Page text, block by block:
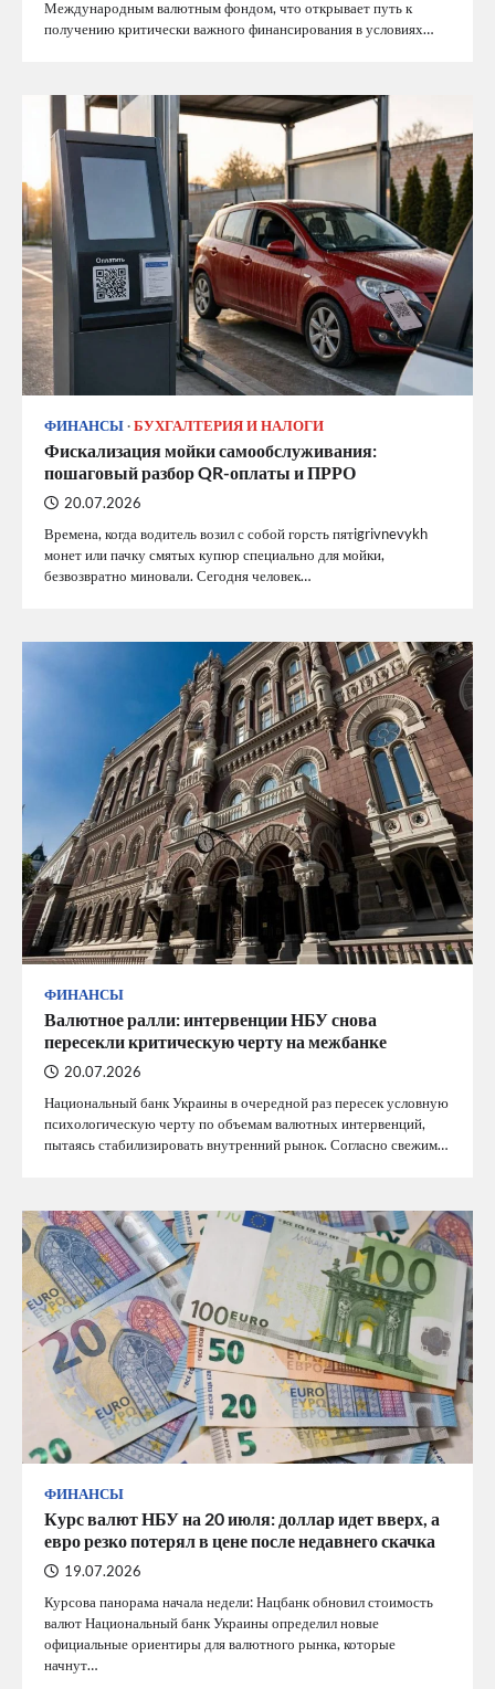
Международным валютным фондом, что открывает путь к
получению критически важного финансирования в условиях…
ФИНАНСЫ БУХГАЛТЕРИЯ И НАЛОГИ
Фискализация мойки самообслуживания:
пошаговый разбор QR-оплаты и ПРРО
20.07.2026
Времена, когда водитель возил с собой горсть пятigrivnevykh
монет или пачку смятых купюр специально для мойки,
безвозвратно миновали. Сегодня человек…
ФИНАНСЫ
Валютное ралли: интервенции НБУ снова
пересекли критическую черту на межбанке
20.07.2026
Национальный банк Украины в очередной раз пересек условную
психологическую черту по объемам валютных интервенций,
пытаясь стабилизировать внутренний рынок. Согласно свежим…
ФИНАНСЫ
Курс валют НБУ на 20 июля: доллар идет вверх, а
евро резко потерял в цене после недавнего скачка
19.07.2026
Курсова панорама начала недели: Нацбанк обновил стоимость
валют Национальный банк Украины определил новые
официальные ориентиры для валютного рынка, которые
начнут…